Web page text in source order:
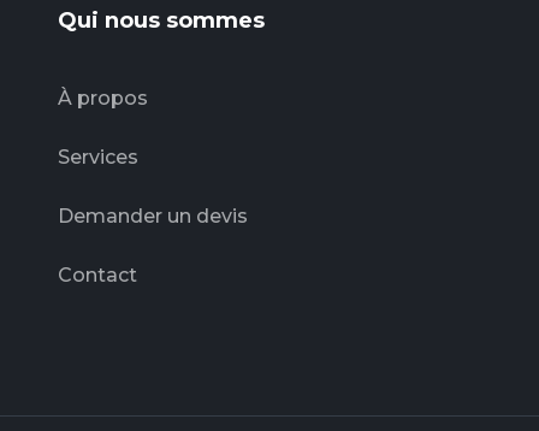
Qui nous sommes
À propos
Services
Demander un devis
Contact